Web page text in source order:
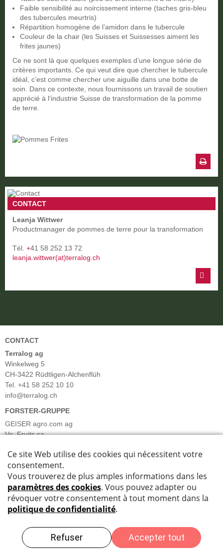
Faible sensibilité au noircissement interne (taches gris-bleu
des tubercules meurtris)
Répartition homogène de l’amidon dans le tubercule
Couleur de la chair (les Suisses et Suissesses aiment les
frites jaunes)
Ce ne sont là que quelques exemples d’une longue série de
critères importants. Ce qui veut dire que chercher le tubercule
idéal, c’est comme chercher une aiguille dans une botte de
soin. Dans ce contexte, nous fournissons un travail de soutien
apprécié à l’industrie Suisse de transformation de la pomme
de terre.
CONTACT
Leanja Wittwer
Productmanager de pommes de terre pour la transformation
Tél. +41 58 252 13 72
leanja.wittwer(at)terralog.ch
CONTACT
Terralog ag
Winkelweg 5
CH-3422 Rüdtligen-Alchenflüh
Tel. +41 58 252 10 10
info@terralog.ch
FORSTER-GRUPPE
GEISER agro.com ag
Vs. Fruits sa
Forster Salatgarten AG
Barmettler Gemüsekulturen AG
Bösiger Gemüsekulturen AG
INFORMATIONS
Plan du site
Impressum
Data Privacy
Désistement